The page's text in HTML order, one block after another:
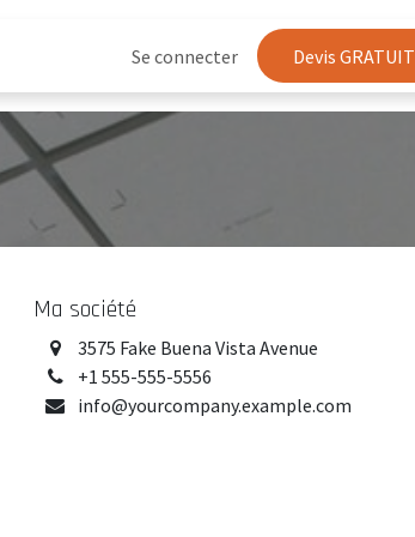
Se connecter Devis G​​​​RATUIT
Ma société
3575 Fake Buena Vista Avenue
+1 555-555-5556
info@yourcompany.example.com